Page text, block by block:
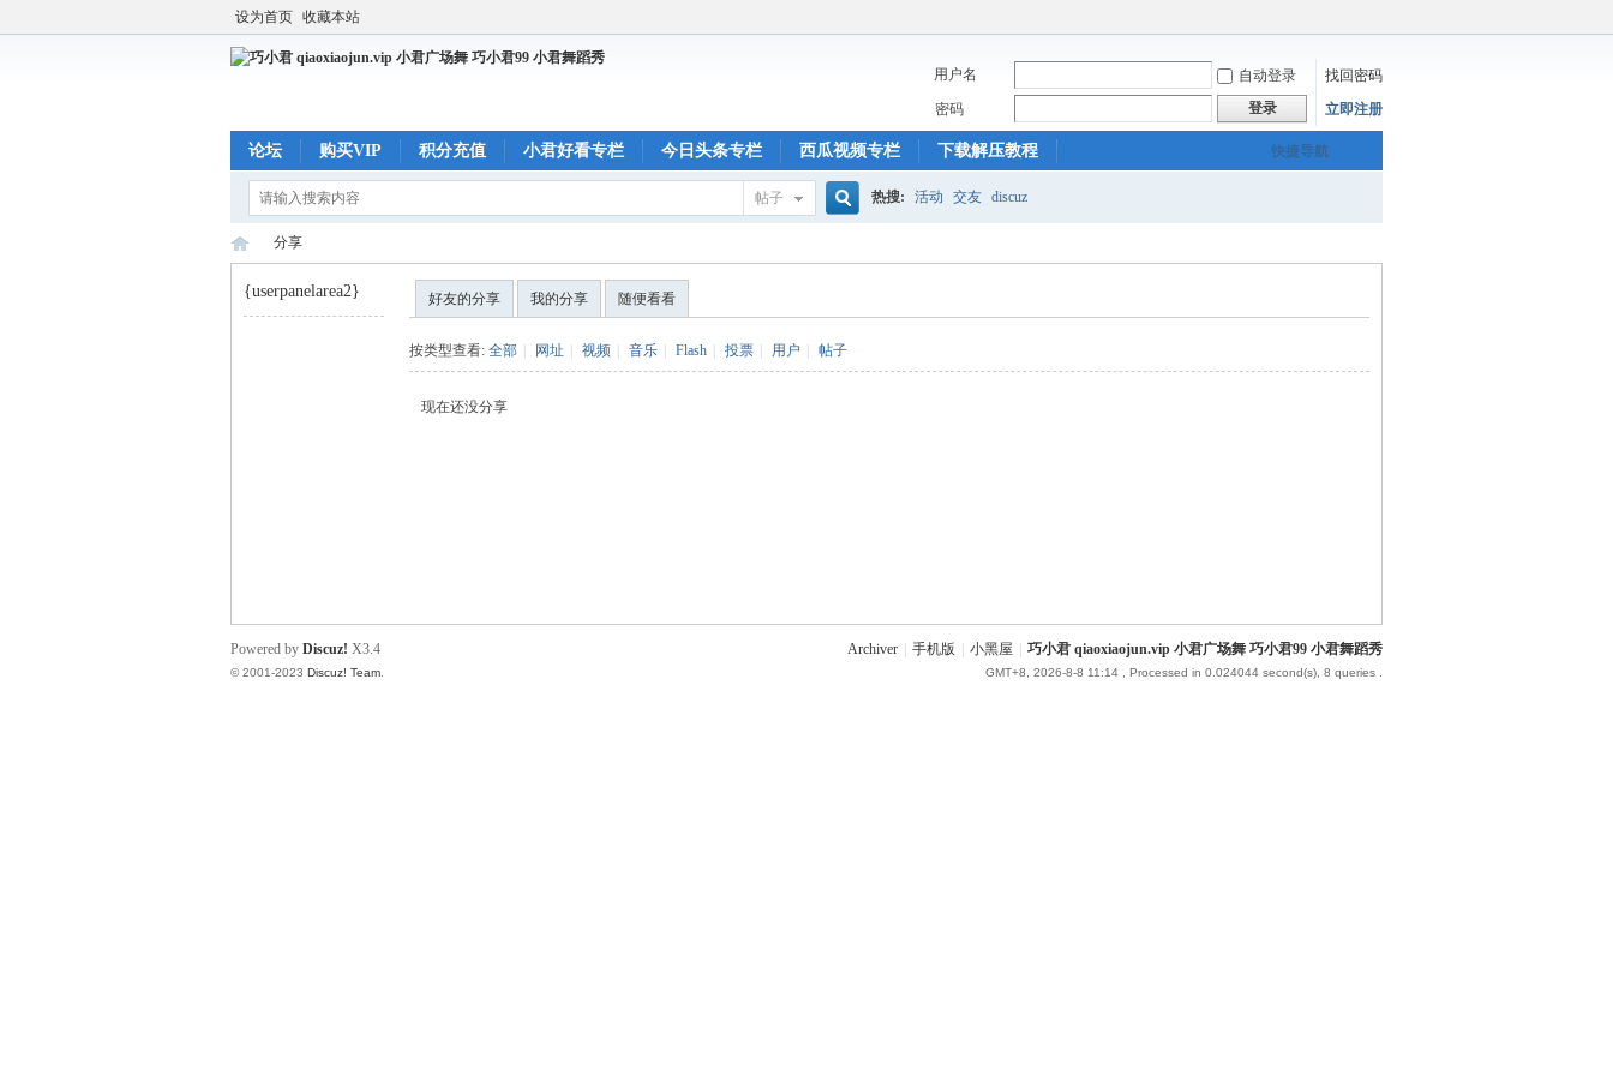
设为首页 收藏本站
用户名 自动登录
找回密码
密码
登录 立即注册
快捷导航
论坛 购买VIP 积分充值 小君好看专栏 今日头条专栏 西瓜视频专栏 下载解压教程
帖子 热搜: 活动 交友 discuz
分享
{userpanelarea2} 好友的分享 我的分享 随便看看
按类型查看: 全部 网址 视频 音乐 Flash 投票 用户 帖子
现在还没分享
Archiver 手机版 小黑屋 巧小君 qiaoxiaojun.vip 小君广场舞 巧小君99 小君舞蹈秀
GMT+8, 2026-8-8 11:14 , Processed in 0.024044 second(s), 8 queries .
Powered by Discuz! X3.4
© 2001-2023 Discuz! Team